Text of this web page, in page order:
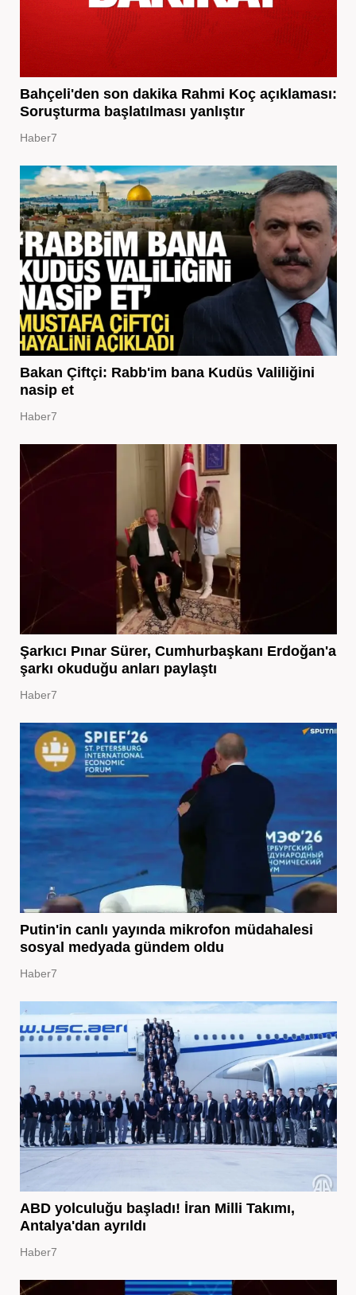
Bahçeli'den son dakika Rahmi Koç açıklaması:
Soruşturma başlatılması yanlıştır
Haber7
Bakan Çiftçi: Rabb'im bana Kudüs Valiliğini
nasip et
Haber7
Şarkıcı Pınar Sürer, Cumhurbaşkanı Erdoğan'a
şarkı okuduğu anları paylaştı
Haber7
Putin'in canlı yayında mikrofon müdahalesi
sosyal medyada gündem oldu
Haber7
ABD yolculuğu başladı! İran Milli Takımı,
Antalya'dan ayrıldı
Haber7